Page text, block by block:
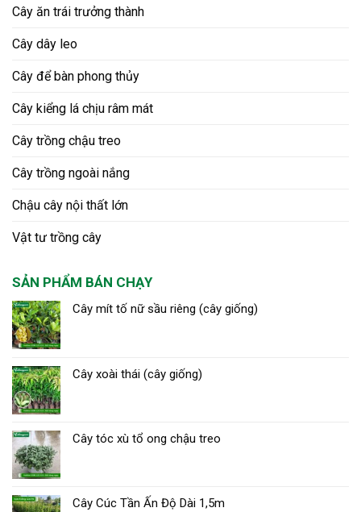
Cây ăn trái trưởng thành
Cây dây leo
Cây để bàn phong thủy
Cây kiểng lá chịu râm mát
Cây trồng chậu treo
Cây trồng ngoài nắng
Chậu cây nội thất lớn
Vật tư trồng cây
SẢN PHẨM BÁN CHẠY
Cây mít tố nữ sầu riêng (cây giống)
Cây xoài thái (cây giống)
Cây tóc xù tổ ong chậu treo
Cây Cúc Tần Ấn Độ Dài 1,5m